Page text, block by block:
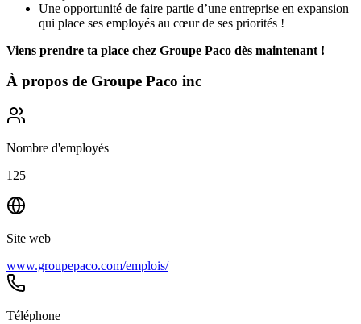
Une opportunité de faire partie d’une entreprise en expansion
qui place ses employés au cœur de ses priorités !
Viens prendre ta place chez Groupe Paco dès maintenant !
À propos de Groupe Paco inc
Nombre d'employés
125
Site web
www.groupepaco.com/emplois/
Téléphone